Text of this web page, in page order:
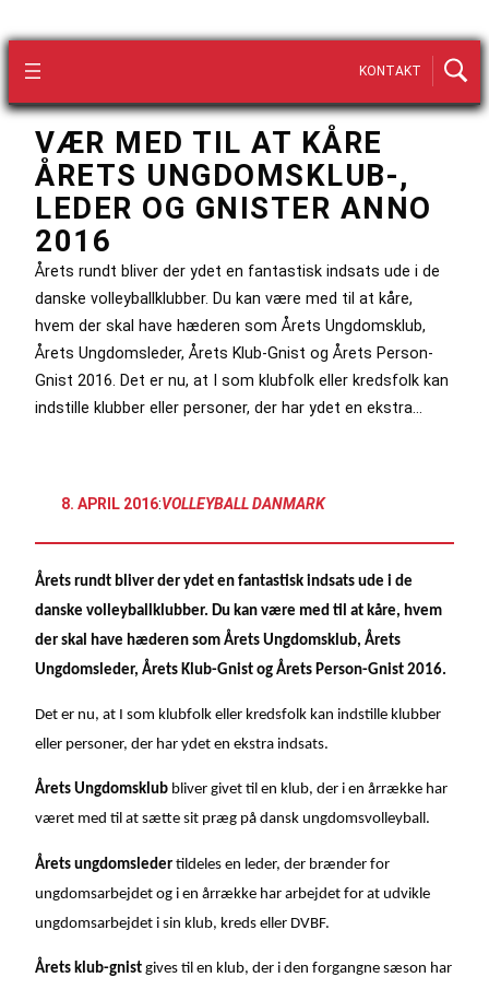
KONTAKT
VÆR MED TIL AT KÅRE
ÅRETS UNGDOMSKLUB-,
LEDER OG GNISTER ANNO
2016
Årets rundt bliver der ydet en fantastisk indsats ude i de
danske volleyballklubber. Du kan være med til at kåre,
hvem der skal have hæderen som Årets Ungdomsklub,
Årets Ungdomsleder, Årets Klub-Gnist og Årets Person-
Gnist 2016. Det er nu, at I som klubfolk eller kredsfolk kan
indstille klubber eller personer, der har ydet en ekstra…
8. APRIL 2016:VOLLEYBALL DANMARK
Årets rundt bliver der ydet en fantastisk indsats ude i de
danske volleyballklubber. Du kan være med til at kåre, hvem
der skal have hæderen som Årets Ungdomsklub, Årets
Ungdomsleder, Årets Klub-Gnist og Årets Person-Gnist 2016.
Det er nu, at I som klubfolk eller kredsfolk kan indstille klubber
eller personer, der har ydet en ekstra indsats.
Årets Ungdomsklub bliver givet til en klub, der i en årrække har
været med til at sætte sit præg på dansk ungdomsvolleyball.
Årets ungdomsleder tildeles en leder, der brænder for
ungdomsarbejdet og i en årrække har arbejdet for at udvikle
ungdomsarbejdet i sin klub, kreds eller DVBF.
Årets klub-gnist gives til en klub, der i den forgangne sæson har